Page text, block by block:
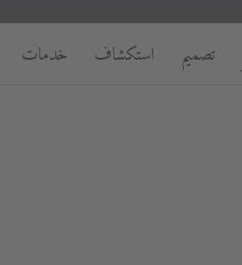
تصميم استكشاف خدمات